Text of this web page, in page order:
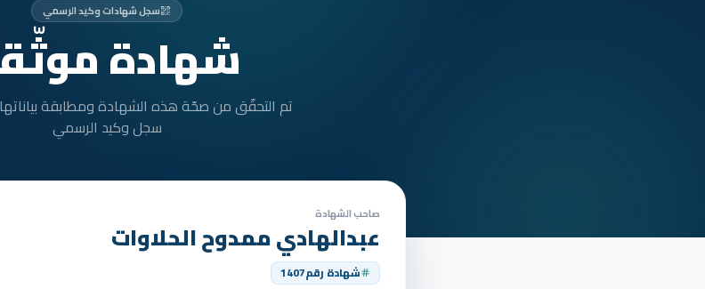
سجل شهادات وكيد الرسمي
شهادة
تم التحقّق من صحّة هذه الشهادة ومطابقة
سجل وكيد الرسمي
صاحب الشهادة
عبدالهادي ممدوح الحلاوات
شهادة رقم1407